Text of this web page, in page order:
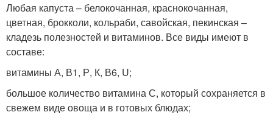
Любая капуста – белокочанная, краснокочанная,
цветная, брокколи, кольраби, савойская, пекинская –
кладезь полезностей и витаминов. Все виды имеют в
составе:
витамины А, В1, Р, К, В6, U;
большое количество витамина С, который сохраняется в
свежем виде овоща и в готовых блюдах;